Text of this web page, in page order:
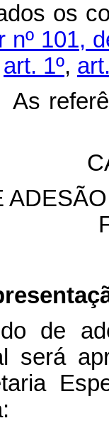
os
nº 101,
art. 1º,
de
será